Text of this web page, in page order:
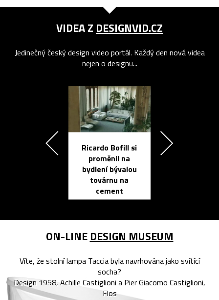
VIDEA Z DESIGNVID.CZ
Jedinečný český design video portál. Každý den nová videa
nejen o designu...
Ricardo Bofill si
proměnil na
bydlení bývalou
továrnu na
cement
ON-LINE DESIGN MUSEUM
Víte, že stolní lampa Taccia byla navrhována jako svítící
socha?
Design 1958, Achille Castiglioni a Pier Giacomo Castiglioni,
Flos